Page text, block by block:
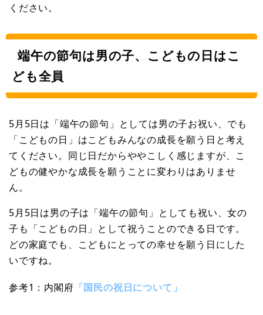
ください。
端午の節句は男の子、こどもの日はこ
ども全員
5月5日は「端午の節句」としては男の子お祝い、でも
「こどもの日」はこどもみんなの成長を願う日と考え
てください。同じ日だからややこしく感じますが、こ
どもの健やかな成長を願うことに変わりはありませ
ん。
5月5日は男の子は「端午の節句」としても祝い、女の
子も「こどもの日」として祝うことのできる日です。
どの家庭でも、こどもにとっての幸せを願う日にした
いですね。
参考1：内閣府 「国民の祝日について」